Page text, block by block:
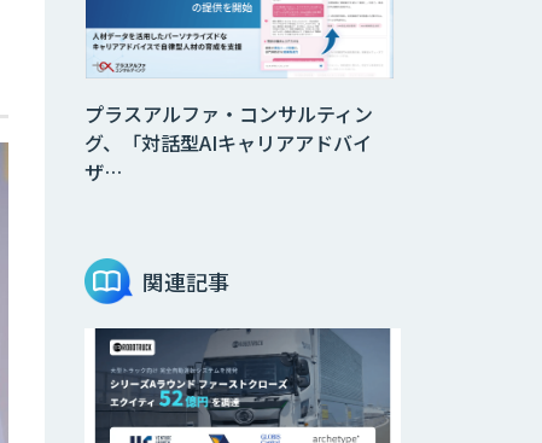
プラスアルファ・コンサルティン
グ、「対話型AIキャリアアドバイ
ザ…
関連記事